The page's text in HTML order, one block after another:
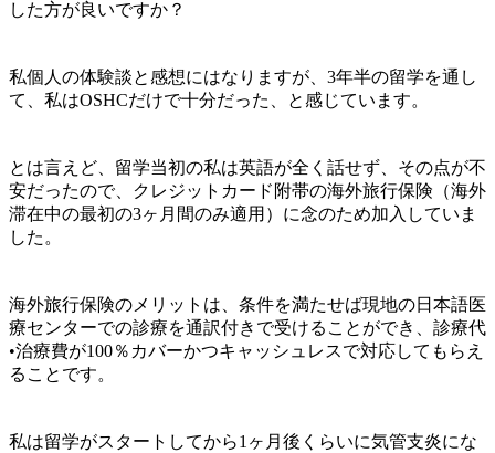
した方が良いですか？
私個人の体験談と感想にはなりますが、3年半の留学を通し
て、 私はOSHCだけで十分だった 、と感じています。
とは言えど、留学当初の私は英語が全く話せず、その点が不
安だったので、
クレジットカード附帯の海外旅行保険（海外
滞在中の最初の3ヶ月間のみ適用） に念のため加入していま
した。
海外旅行保険のメリットは、条件を満たせば現地の日本語医
療センターでの診療を通訳付きで受けることができ、診療代
•治療費が100％カバーかつキャッシュレスで対応してもらえ
ること です。
私は留学がスタートしてから1ヶ月後くらいに気管支炎にな